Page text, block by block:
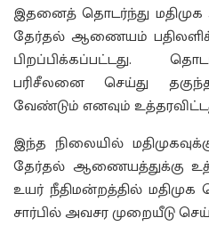
இதனைத் தொடர்ந்து மதிமுக
தேர்தல் ஆணையம்
பிறப்பிக்கப்பட்டது.
பரிசீலனை செய்து
வேண்டும் எனவும்
இந்த நிலையில்
தேர்தல் ஆணையத்துக்கு
உயர் நீதிமன்றத்தில்
சார்பில் அவசர முறையீடு